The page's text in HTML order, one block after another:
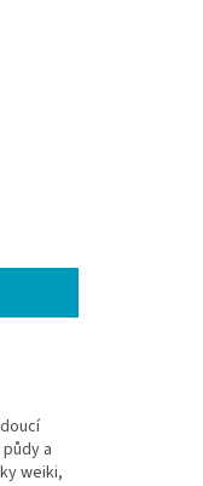
a
weiki,